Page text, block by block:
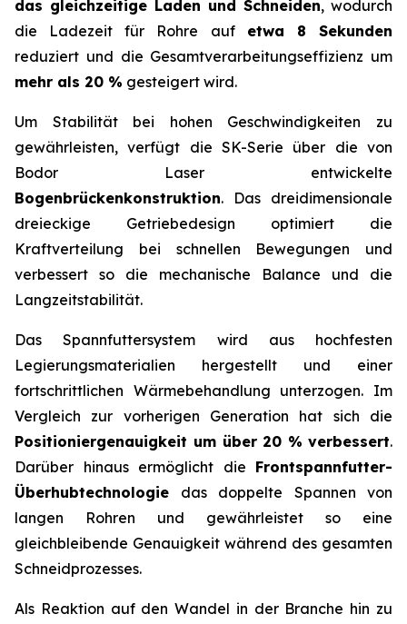
das gleichzeitige Laden und Schneiden, wodurch
die Ladezeit für Rohre auf etwa 8 Sekunden
reduziert und die Gesamtverarbeitungseffizienz um
mehr als 20 % gesteigert wird.
Um Stabilität bei hohen Geschwindigkeiten zu
gewährleisten, verfügt die SK-Serie über die von
Bodor Laser entwickelte
Bogenbrückenkonstruktion. Das dreidimensionale
dreieckige Getriebedesign optimiert die
Kraftverteilung bei schnellen Bewegungen und
verbessert so die mechanische Balance und die
Langzeitstabilität.
Das Spannfuttersystem wird aus hochfesten
Legierungsmaterialien hergestellt und einer
fortschrittlichen Wärmebehandlung unterzogen. Im
Vergleich zur vorherigen Generation hat sich die
Positioniergenauigkeit um über 20 % verbessert.
Darüber hinaus ermöglicht die Frontspannfutter-
Überhubtechnologie das doppelte Spannen von
langen Rohren und gewährleistet so eine
gleichbleibende Genauigkeit während des gesamten
Schneidprozesses.
Als Reaktion auf den Wandel in der Branche hin zu